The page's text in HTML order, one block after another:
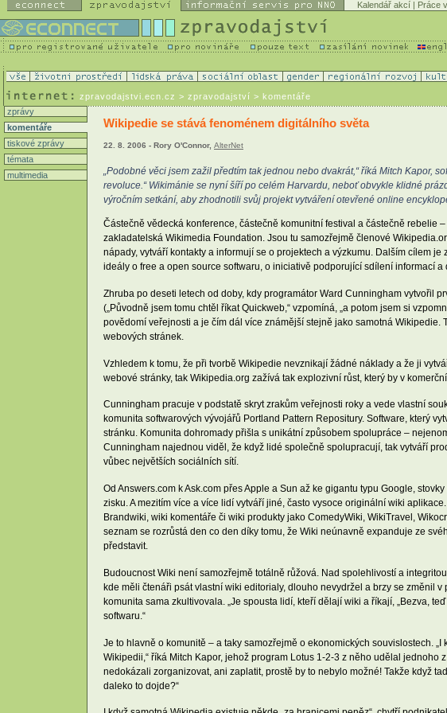
Kalendář akcí | Práce
zpravodajstvi.ecn.cz > zpravodajství > komentáře
zprávy
komentáře
tiskové zprávy
témata
multimedia
Wikipedie se stává fenoménem digitálního světa
22. 8. 2006 - Rory O'Connor, AlterNet
„Podobné věci jsem zažil předtím tak jednou nebo dvakrát,“ říká Mitch Kapor,
revoluce.“ Wikimánie se nyní šíří po celém Harvardu, neboť obvykle klidné
výročním setkání, aby zhodnotili svůj projekt vytváření otevřené online
Částečně vědecká konference, částečně komunitní festival a částečně
zakladatelská Wikimedia Foundation. Jsou tu samozřejmě členové
nápady, vytváří kontakty a informují se o projektech a výzkumu. Dalším cílem
ideály o free a open source softwaru, o iniciativě podporující sdílení informací
Zhruba po deseti letech od doby, kdy programátor Ward Cunningham vytvořil
(„Původně jsem tomu chtěl říkat Quickweb,“ vzpomíná, „a potom jsem si
povědomí veřejnosti a je čím dál více známější stejně jako samotná
webových stránek.
Vzhledem k tomu, že při tvorbě Wikipedie nevznikají žádné náklady a že ji
webové stránky, tak Wikipedia.org zažívá tak explozivní růst, který by v
Cunningham pracuje v podstatě skryt zrakům veřejnosti roky a vede vlastní
komunita softwarových vývojářů Portland Pattern Repositury. Software, který
stránku. Komunita dohromady přišla s unikátní způsobem spolupráce –
Cunningham najednou viděl, že když lidé společně spolupracují, tak vytváří
vůbec největších sociálních sítí.
Od Answers.com k Ask.com přes Apple a Sun až ke gigantu typu Google,
zisku. A mezitím více a více lidí vytváří jiné, často vysoce originální wiki
Brandwiki, wiki komentáře či wiki produkty jako ComedyWiki, WikiTravel,
seznam se rozrůstá den co den díky tomu, že Wiki neúnavně expanduje ze
představit.
Budoucnost Wiki není samozřejmě totálně růžová. Nad spolehlivostí a
kde měli čtenáři psát vlastní wiki editorialy, dlouho nevydržel a brzy se změnil
komunita sama zkultivovala. „Je spousta lidí, kteří dělají wiki a říkají, „Bezva,
softwaru.“
Je to hlavně o komunitě – a taky samozřejmě o ekonomických souvislostech.
Wikipedii,“ říká Mitch Kapor, jehož program Lotus 1-2-3 z něho udělal
nedokázali zorganizovat, ani zaplatit, prostě by to nebylo možné! Takže když
daleko to dojde?“